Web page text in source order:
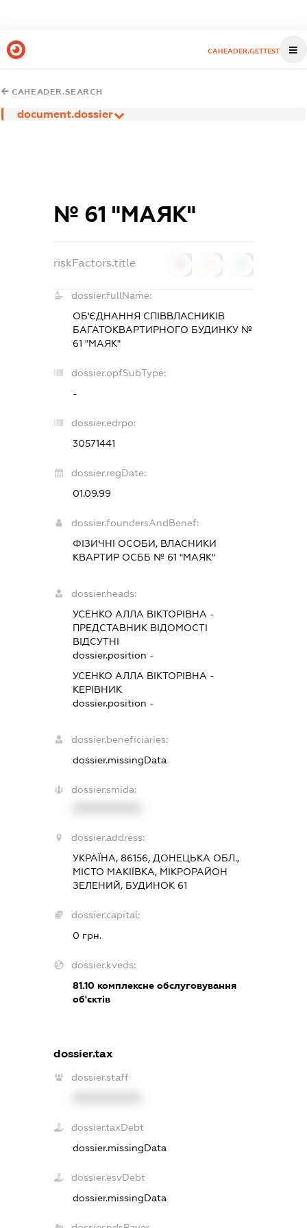
CAHEADER.GETTEST
CAHEADER.SEARCH
document.dossier
№ 61 "МАЯК"
riskFactors.title
dossier.fullName:
ОБ'ЄДНАННЯ СПІВВЛАСНИКІВ
БАГАТОКВАРТИРНОГО БУДИНКУ №
61 "МАЯК"
dossier.opfSubType:
-
dossier.edrpo:
30571441
dossier.regDate:
01.09.99
dossier.foundersAndBenef:
ФІЗИЧНІ ОСОБИ, ВЛАСНИКИ
КВАРТИР ОСББ № 61 "МАЯК"
dossier.heads:
УСЕНКО АЛЛА ВІКТОРІВНА -
ПРЕДСТАВНИКВІДОМОСТІ
ВІДСУТНІ
dossier.position -
УСЕНКО АЛЛА ВІКТОРІВНА -
КЕРІВНИК
dossier.position -
dossier.beneficiaries:
dossier.missingData
dossier.smida:
dossier.address:
УКРАЇНА, 86156, ДОНЕЦЬКА ОБЛ.,
МІСТО МАКІЇВКА, МІКРОРАЙОН
ЗЕЛЕНИЙ, БУДИНОК 61
dossier.capital:
0 грн.
dossier.kveds:
81.10комплексне обслуговування
об'єктів
dossier.tax
dossier.staff
dossier.taxDebt
dossier.missingData
dossier.esvDebt
dossier.missingData